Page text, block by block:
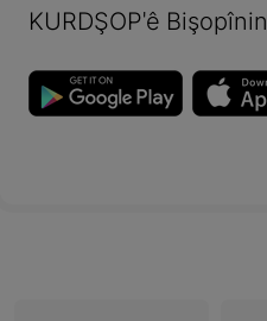
KURDŞOP'ê Bişopînin